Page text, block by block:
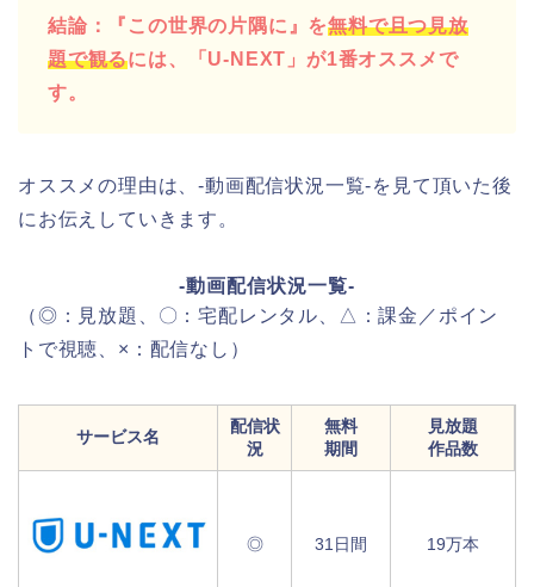
結論：『この世界の片隅に』を無料で且つ見放
題で観るには、「U-NEXT」が1番オススメで
す。
オススメの理由は、-動画配信状況一覧-を見て頂いた後
にお伝えしていきます。
-動画配信状況一覧-
（◎：見放題、〇：宅配レンタル、△：課金／ポイン
トで視聴、×：配信なし）
サービス名
配信状
況
無料
期間
見放題
作品数
◎ 31日間 19万本